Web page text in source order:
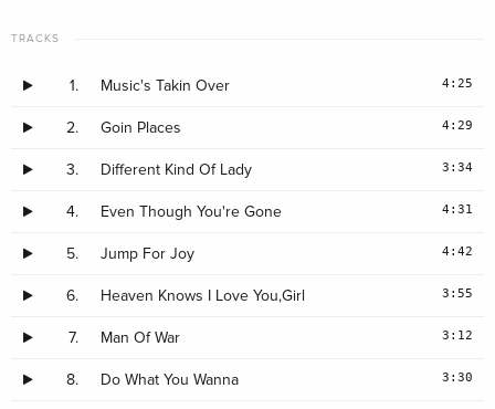
TRACKS
1. Music's Takin Over 4:25
2. Goin Places 4:29
3. Different Kind Of Lady 3:34
4. Even Though You're Gone 4:31
5. Jump For Joy 4:42
6. Heaven Knows I Love You,Girl 3:55
7. Man Of War 3:12
8. Do What You Wanna 3:30